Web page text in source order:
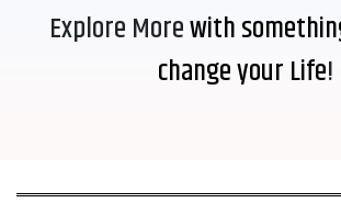
Explore Morewith
change your Life!